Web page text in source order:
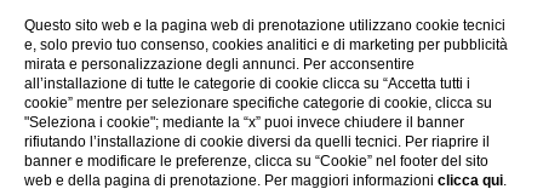
Questo sito web e la pagina web di prenotazione utilizzano cookie tecnici
e, solo previo tuo consenso, cookies analitici e di marketing per pubblicità
mirata e personalizzazione degli annunci. Per acconsentire
all’installazione di tutte le categorie di cookie clicca su “Accetta tutti i
cookie” mentre per selezionare specifiche categorie di cookie, clicca su
"Seleziona i cookie"; mediante la “x” puoi invece chiudere il banner
rifiutando l’installazione di cookie diversi da quelli tecnici. Per riaprire il
banner e modificare le preferenze, clicca su “Cookie” nel footer del sito
web e della pagina di prenotazione. Per maggiori informazioni clicca qui.